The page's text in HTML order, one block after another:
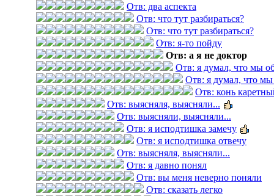
Отв: два аспекта
Отв: что тут разбираться?
Отв: что тут разбираться?
Отв: я-то пойду
Отв: а я не доктор
Отв: я думал, что мы
Отв: я думал, что
Отв: конь
Отв: выясняля, выясняли...
Отв: выясняли, выясняли...
Отв: я исподтишка замечу
Отв: я исподтишка отвечу
Отв: выясняля, выясняли...
Отв: я давно понял
Отв: вы меня неверно поняли
Отв: сказать легко